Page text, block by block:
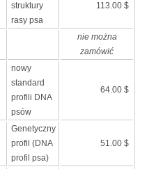
struktury
rasy psa
113.00 $
nie można
zamówić
nowy
standard
profili DNA
psów
64.00 $
Genetyczny
profil (DNA
profil psa)
51.00 $